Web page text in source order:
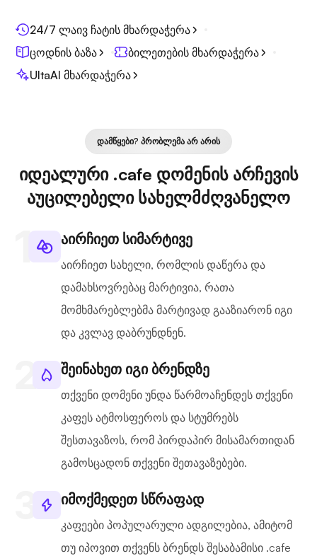
24/7 ლაივ ჩატის მხარდაჭერა
ცოდნის ბაზა
ბილეთების მხარდაჭერა
UltaAI მხარდაჭერა
ᲓᲐᲛᲬᲧᲔᲑᲘ? ᲞᲠᲝᲑᲚᲔᲛᲐ ᲐᲠ ᲐᲠᲘᲡ
იდეალური .cafe დომენის არჩევის
აუცილებელი სახელმძღვანელო
აირჩიეთ სიმარტივე
აირჩიეთ სახელი, რომლის დაწერა და
დამახსოვრებაც მარტივია, რათა
მომხმარებლებმა მარტივად გააზიარონ იგი
და კვლავ დაბრუნდნენ.
შეინახეთ იგი ბრენდზე
თქვენი დომენი უნდა წარმოაჩენდეს თქვენი
კაფეს ატმოსფეროს და სტუმრებს
შესთავაზოს, რომ პირდაპირ მისამართიდან
გამოსცადონ თქვენი შეთავაზებები.
იმოქმედეთ სწრაფად
კაფეები პოპულარული ადგილებია, ამიტომ
თუ იპოვით თქვენს ბრენდს შესაბამისი .cafe